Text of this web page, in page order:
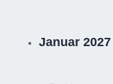
Januar 2027